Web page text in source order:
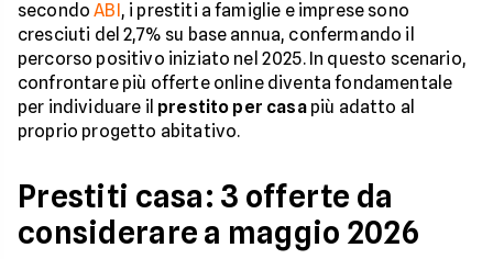
secondoABI, i prestiti a famiglie e imprese sono
cresciuti del 2,7% su base annua, confermando il
percorso positivo iniziato nel 2025. In questo scenario,
confrontare più offerte online diventa fondamentale
per individuare il prestito per casapiù adatto al
proprio progetto abitativo.
Prestiti casa: 3 offerte da
considerare a maggio 2026